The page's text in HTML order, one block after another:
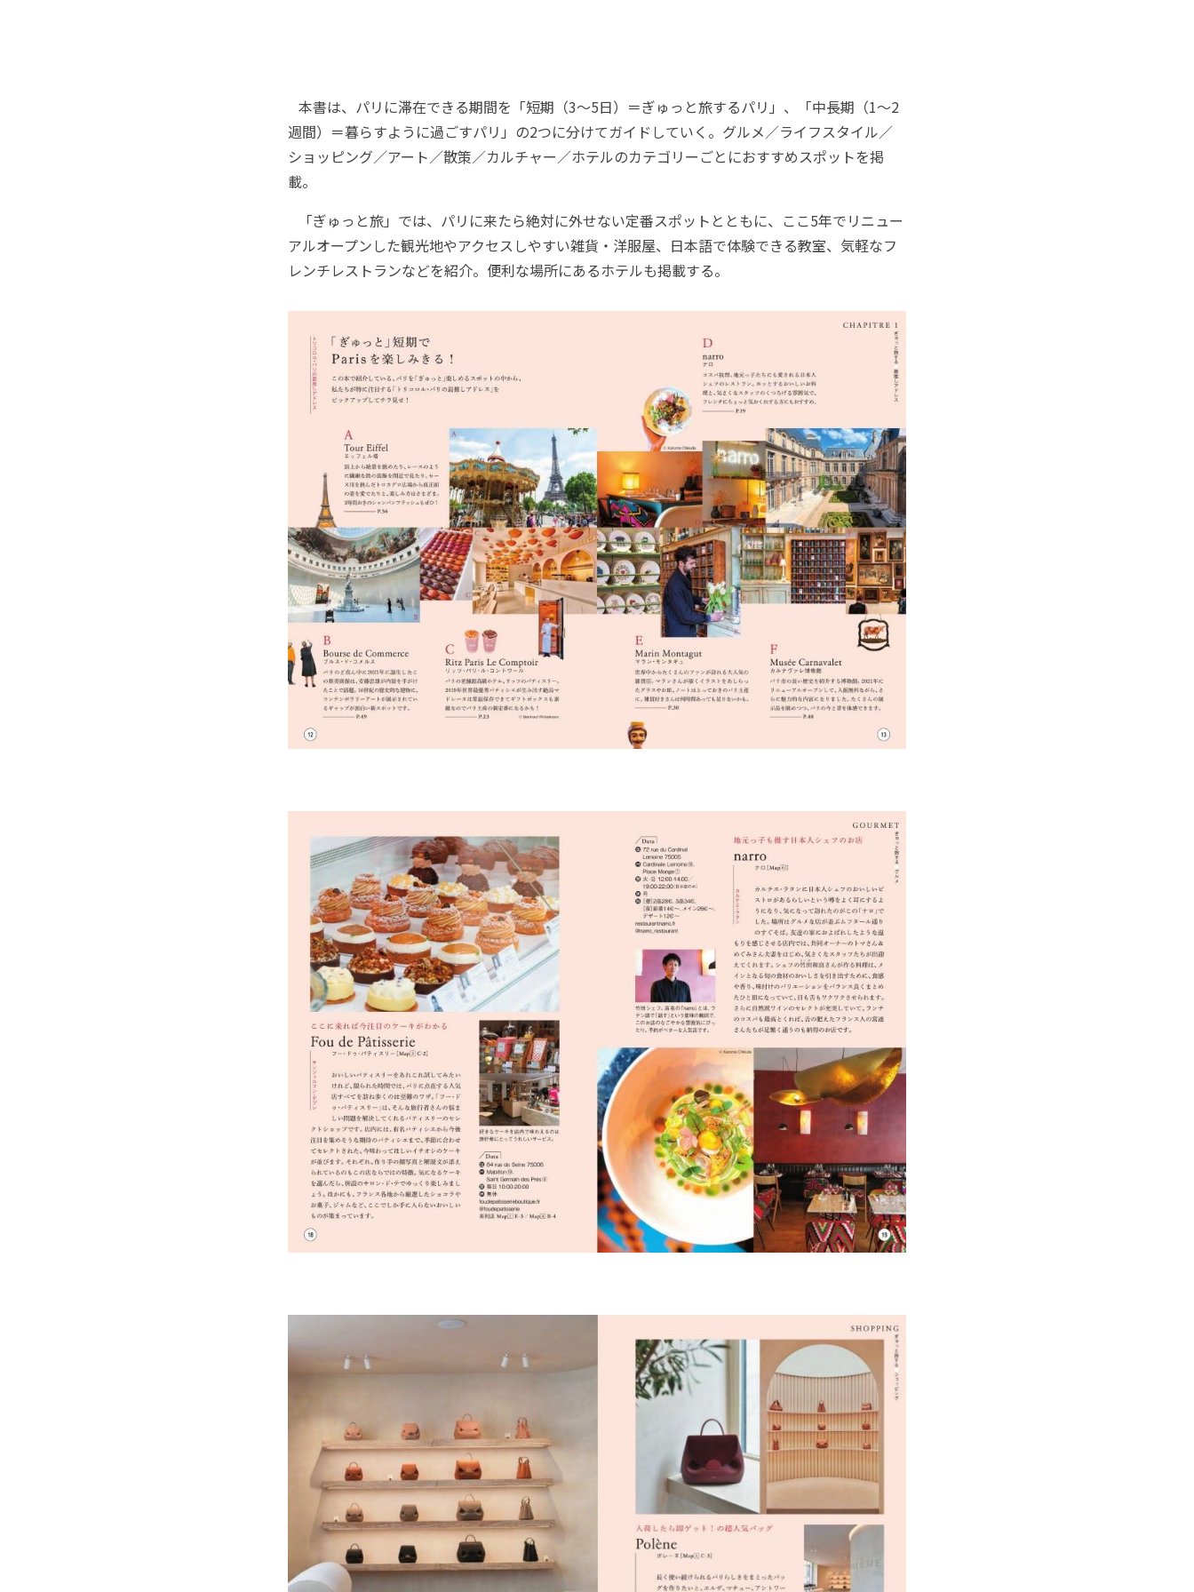
本書は、パリに滞在できる期間を「短期（3～5日）＝ぎゅっと旅するパリ」、「中長期（1～2
週間）＝暮らすように過ごすパリ」の2つに分けてガイドしていく。グルメ／ライフスタイル／
ショッピング／アート／散策／カルチャー／ホテルのカテゴリーごとにおすすめスポットを掲
載。
「ぎゅっと旅」では、パリに来たら絶対に外せない定番スポットとともに、ここ5年でリニュー
アルオープンした観光地やアクセスしやすい雑貨・洋服屋、日本語で体験できる教室、気軽なフ
レンチレストランなどを紹介。便利な場所にあるホテルも掲載する。